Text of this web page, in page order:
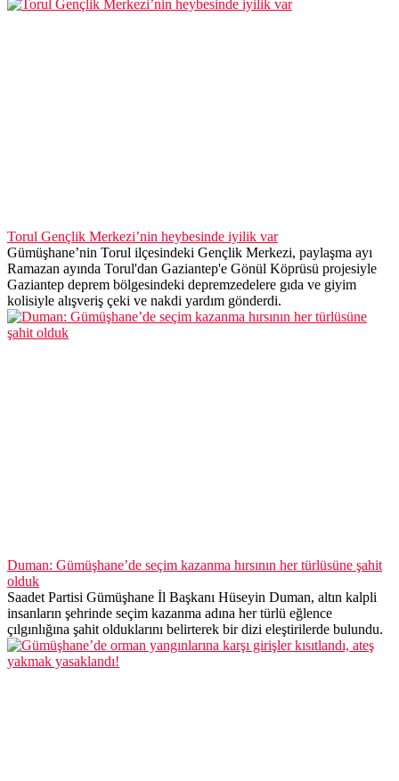
Torul Gençlik Merkezi’nin heybesinde iyilik var
Gümüşhane’nin Torul ilçesindeki Gençlik Merkezi, paylaşma ayı
Ramazan ayında Torul'dan Gaziantep'e Gönül Köprüsü projesiyle
Gaziantep deprem bölgesindeki depremzedelere gıda ve giyim
kolisiyle alışveriş çeki ve nakdi yardım gönderdi.
Duman: Gümüşhane’de seçim kazanma hırsının her türlüsüne şahit
olduk
Saadet Partisi Gümüşhane İl Başkanı Hüseyin Duman, altın kalpli
insanların şehrinde seçim kazanma adına her türlü eğlence
çılgınlığına şahit olduklarını belirterek bir dizi eleştirilerde bulundu.